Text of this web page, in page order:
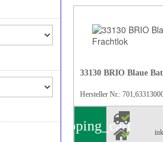
33130 BRIO Blaue
Hersteller Nr.:
shopping_cart